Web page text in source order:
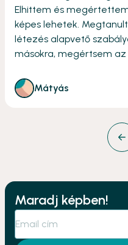
Elhittem és
képes lehetek.
létezés alapvető
másokra, megértsem az
Mátyás
Maradj képben!